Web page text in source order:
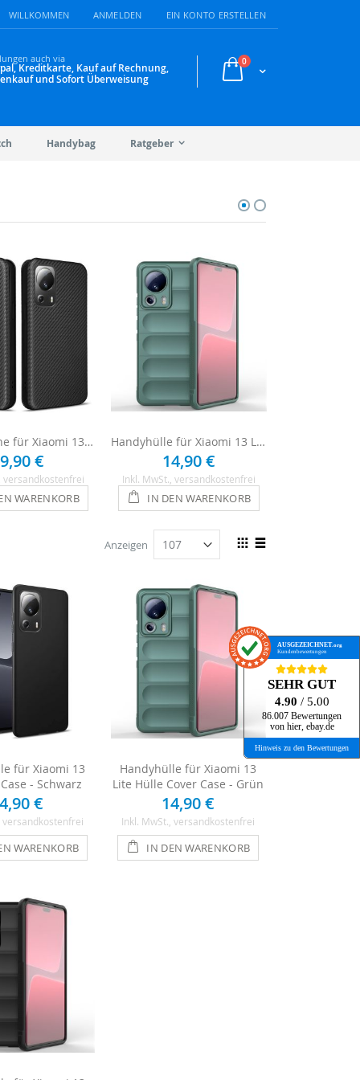
WILLKOMMEN ANMELDEN EIN KONTO ERSTELLEN
Warenkorb
0Artikel
auch via
Kreditkarte, Kauf auf Rechnung,
und Sofort Überweisung
Handybag Ratgeber
Handytasche für Xiaomi 13 Lite - Carbon Schwarz
€
versandkostenfrei
WARENKORB
Handyhülle für Xiaomi 13 Lite Hülle Cover Case - Grün
14,90 €
Inkl. MwSt. , versandkostenfrei
IN DEN WARENKORB
Ansicht
Anzeigen
für Xiaomi 13
- Schwarz
€
versandkostenfrei
WARENKORB
Handyhülle für Xiaomi 13
Lite Hülle Cover Case - Grün
14,90 €
Inkl. MwSt., versandkostenfrei
IN DEN WARENKORB
AUSGEZEICHNET.org
Kundenbewertungen
SEHR GUT
4.90 / 5.00
86.007 Bewertungen
von hier, ebay.de
Hinweis zu den Bewertungen